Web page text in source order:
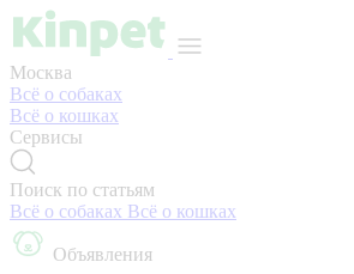
Москва
Всё о собаках
Всё о кошках
Сервисы
Поиск по статьям
Всё о собаках Всё о кошках
Объявления